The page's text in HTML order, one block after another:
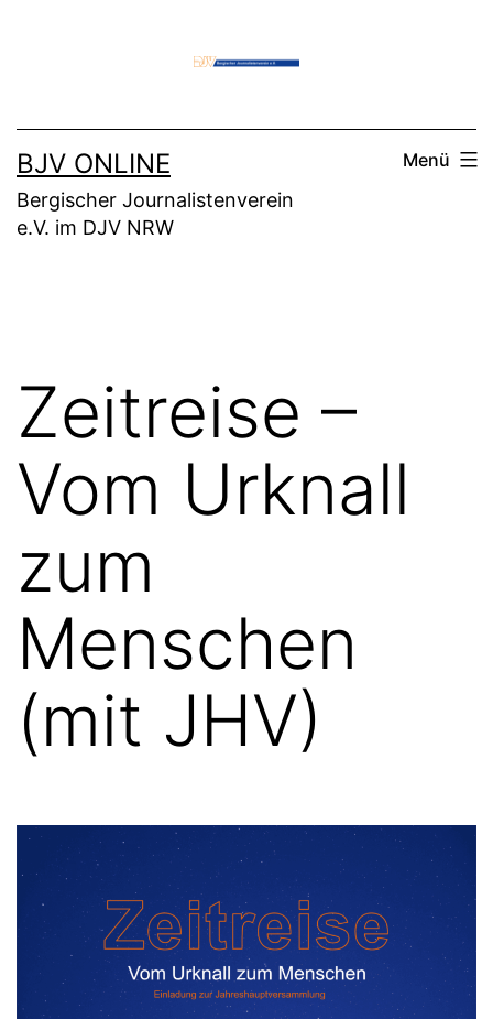
BJV ONLINE
Bergischer Journalistenverein
e.V. im DJV NRW
Menü
Zeitreise –
Vom Urknall
zum
Menschen
(mit JHV)